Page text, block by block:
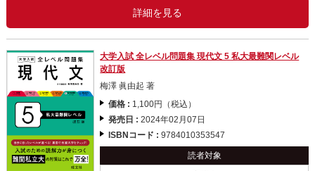
詳細を見る
大学入試 全レベル問題集 現代文 5 私大最難関レベル
改訂版
梅澤 眞由起 著
価格 : 1,100円（税込）
発売日 :2024年02月07日
ISBNコード :9784010353547
読者対象